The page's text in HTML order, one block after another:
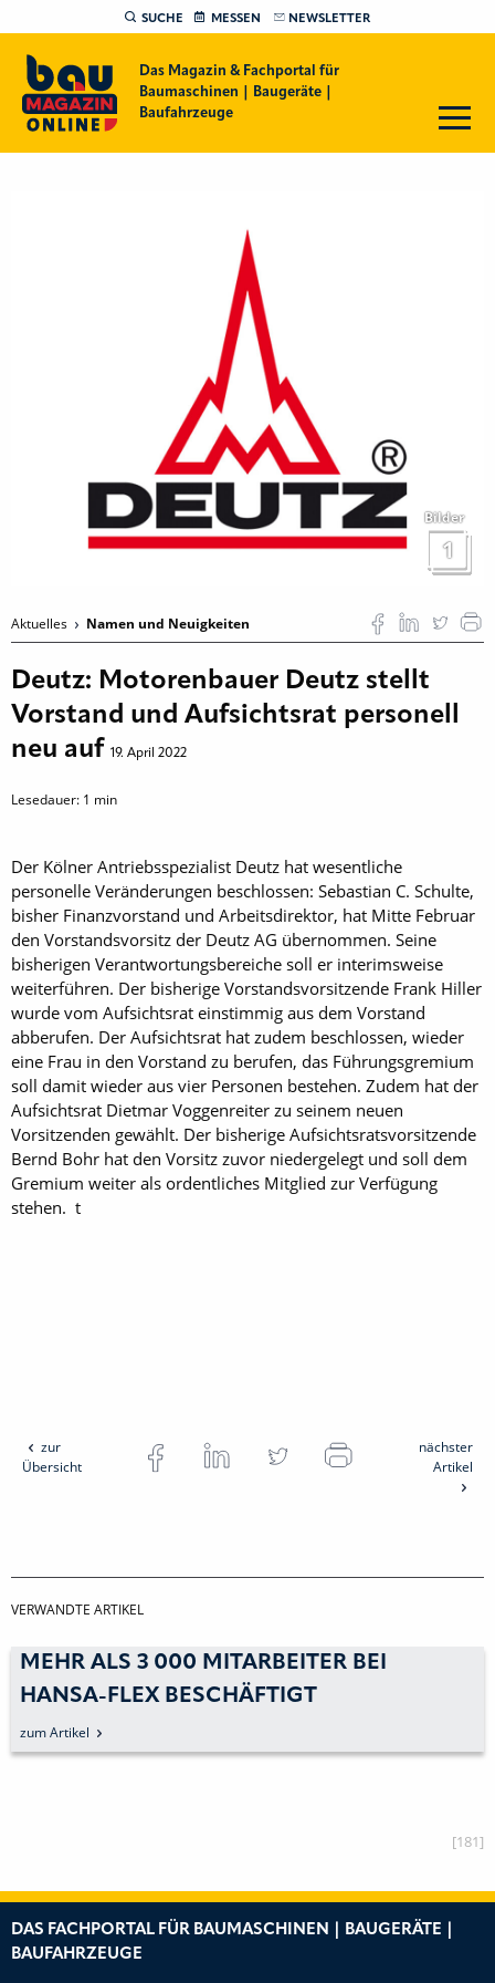
SUCHE MESSEN NEWSLETTER
Das Magazin & Fachportal für
Baumaschinen | Baugeräte |
Baufahrzeuge
Bilder
1
Aktuelles Namen und Neuigkeiten
Deutz: Motorenbauer Deutz stellt
Vorstand und Aufsichtsrat personell
neu auf 19. April 2022
Lesedauer: 1 min
Der Kölner Antriebsspezialist Deutz hat wesentliche
personelle Veränderungen beschlossen: Sebastian C. Schulte,
bisher Finanzvorstand und Arbeitsdirektor, hat Mitte Februar
den Vorstandsvorsitz der Deutz AG übernommen. Seine
bisherigen Verantwortungsbereiche soll er interimsweise
weiterführen. Der bisherige Vorstandsvorsitzende Frank Hiller
wurde vom Aufsichtsrat einstimmig aus dem Vorstand
abberufen. Der Aufsichtsrat hat zudem beschlossen, wieder
eine Frau in den Vorstand zu berufen, das Führungsgremium
soll damit wieder aus vier Personen bestehen. Zudem hat der
Aufsichtsrat Dietmar Voggenreiter zu seinem neuen
Vorsitzenden gewählt. Der bisherige Aufsichtsratsvorsitzende
Bernd Bohr hat den Vorsitz zuvor niedergelegt und soll dem
Gremium weiter als ordentliches Mitglied zur Verfügung
stehen. t
zur
Übersicht
nächster
Artikel
VERWANDTE ARTIKEL
MEHR ALS 3 000 MITARBEITER BEI
HANSA-FLEX BESCHÄFTIGT
zum Artikel
[181]
DAS FACHPORTAL FÜR BAUMASCHINEN | BAUGERÄTE |
BAUFAHRZEUGE